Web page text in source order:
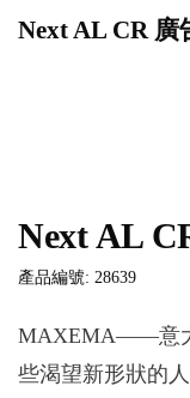
Next AL CR 廣
Next AL
產品編號: 28639
MAXEMA——意
些渴望新形狀的